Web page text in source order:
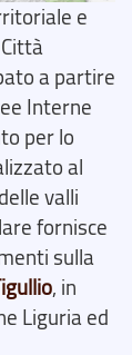
e
a partire
Interne
per lo
al
valli
fornisce
sulla
, in
Liguria ed